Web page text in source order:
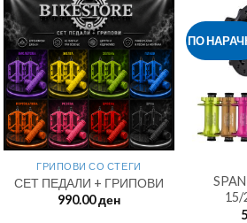
ГРИПОВИ СО СТЕГИ
СЕТ ПЕДАЛИ + ГРИПОВИ
990.00ден
ПО
15/